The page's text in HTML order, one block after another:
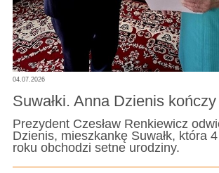
04.07.2026
Suwałki. Anna Dzienis
Prezydent Czesław Renkiewicz
Dzienis, mieszkankę Suwałk, która
roku obchodzi setne urodziny.